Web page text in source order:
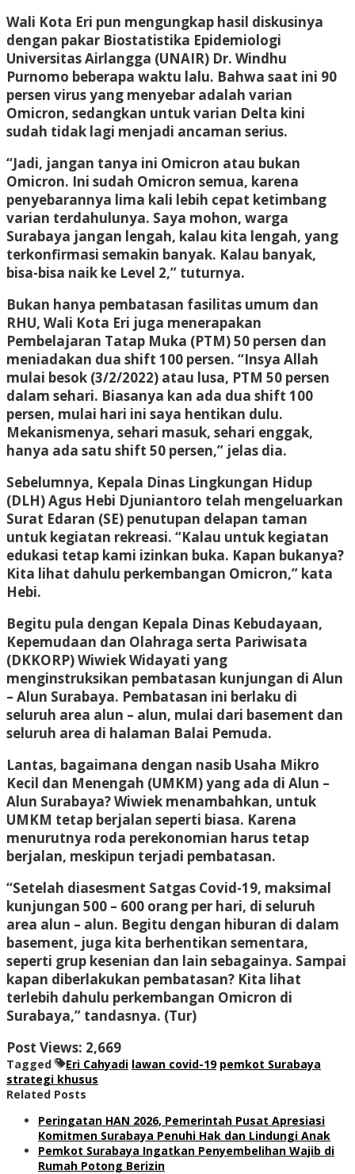
Wali Kota Eri pun mengungkap hasil diskusinya
dengan pakar Biostatistika Epidemiologi
Universitas Airlangga (UNAIR) Dr. Windhu
Purnomo beberapa waktu lalu. Bahwa saat ini 90
persen virus yang menyebar adalah varian
Omicron, sedangkan untuk varian Delta kini
sudah tidak lagi menjadi ancaman serius.
“Jadi, jangan tanya ini Omicron atau bukan
Omicron. Ini sudah Omicron semua, karena
penyebarannya lima kali lebih cepat ketimbang
varian terdahulunya. Saya mohon, warga
Surabaya jangan lengah, kalau kita lengah, yang
terkonfirmasi semakin banyak. Kalau banyak,
bisa-bisa naik ke Level 2,” tuturnya.
Bukan hanya pembatasan fasilitas umum dan
RHU, Wali Kota Eri juga menerapakan
Pembelajaran Tatap Muka (PTM) 50 persen dan
meniadakan dua shift 100 persen. “Insya Allah
mulai besok (3/2/2022) atau lusa, PTM 50 persen
dalam sehari. Biasanya kan ada dua shift 100
persen, mulai hari ini saya hentikan dulu.
Mekanismenya, sehari masuk, sehari enggak,
hanya ada satu shift 50 persen,” jelas dia.
Sebelumnya, Kepala Dinas Lingkungan Hidup
(DLH) Agus Hebi Djuniantoro telah mengeluarkan
Surat Edaran (SE) penutupan delapan taman
untuk kegiatan rekreasi. “Kalau untuk kegiatan
edukasi tetap kami izinkan buka. Kapan bukanya?
Kita lihat dahulu perkembangan Omicron,” kata
Hebi.
Begitu pula dengan Kepala Dinas Kebudayaan,
Kepemudaan dan Olahraga serta Pariwisata
(DKKORP) Wiwiek Widayati yang
menginstruksikan pembatasan kunjungan di Alun
– Alun Surabaya. Pembatasan ini berlaku di
seluruh area alun – alun, mulai dari basement dan
seluruh area di halaman Balai Pemuda.
Lantas, bagaimana dengan nasib Usaha Mikro
Kecil dan Menengah (UMKM) yang ada di Alun –
Alun Surabaya? Wiwiek menambahkan, untuk
UMKM tetap berjalan seperti biasa. Karena
menurutnya roda perekonomian harus tetap
berjalan, meskipun terjadi pembatasan.
“Setelah diasesment Satgas Covid-19, maksimal
kunjungan 500 – 600 orang per hari, di seluruh
area alun – alun. Begitu dengan hiburan di dalam
basement, juga kita berhentikan sementara,
seperti grup kesenian dan lain sebagainya. Sampai
kapan diberlakukan pembatasan? Kita lihat
terlebih dahulu perkembangan Omicron di
Surabaya,” tandasnya. (Tur)
Post Views: 2,669
Tagged Eri Cahyadi lawan covid-19 pemkot Surabaya
strategi khusus
Related Posts
Peringatan HAN 2026, Pemerintah Pusat Apresiasi
Komitmen Surabaya Penuhi Hak dan Lindungi Anak
Pemkot Surabaya Ingatkan Penyembelihan Wajib di
Rumah Potong Berizin